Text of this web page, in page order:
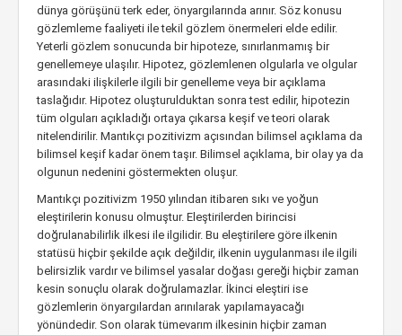
dünya görüşünü terk eder, önyargılarında arınır. Söz konusu
gözlemleme faaliyeti ile tekil gözlem önermeleri elde edilir.
Yeterli gözlem sonucunda bir hipoteze, sınırlanmamış bir
genellemeye ulaşılır. Hipotez, gözlemlenen olgularla ve olgular
arasındaki ilişkilerle ilgili bir genelleme veya bir açıklama
taslağıdır. Hipotez oluşturulduktan sonra test edilir, hipotezin
tüm olguları açıkladığı ortaya çıkarsa keşif ve teori olarak
nitelendirilir. Mantıkçı pozitivizm açısından bilimsel açıklama da
bilimsel keşif kadar önem taşır. Bilimsel açıklama, bir olay ya da
olgunun nedenini göstermekten oluşur.
Mantıkçı pozitivizm 1950 yılından itibaren sıkı ve yoğun
eleştirilerin konusu olmuştur. Eleştirilerden birincisi
doğrulanabilirlik ilkesi ile ilgilidir. Bu eleştirilere göre ilkenin
statüsü hiçbir şekilde açık değildir, ilkenin uygulanması ile ilgili
belirsizlik vardır ve bilimsel yasalar doğası gereği hiçbir zaman
kesin sonuçlu olarak doğrulamazlar. İkinci eleştiri ise
gözlemlerin önyargılardan arınılarak yapılamayacağı
yönündedir. Son olarak tümevarım ilkesinin hiçbir zaman